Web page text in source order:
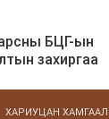
БЦГ-ын
захиргаа
ХАРИУЦАН